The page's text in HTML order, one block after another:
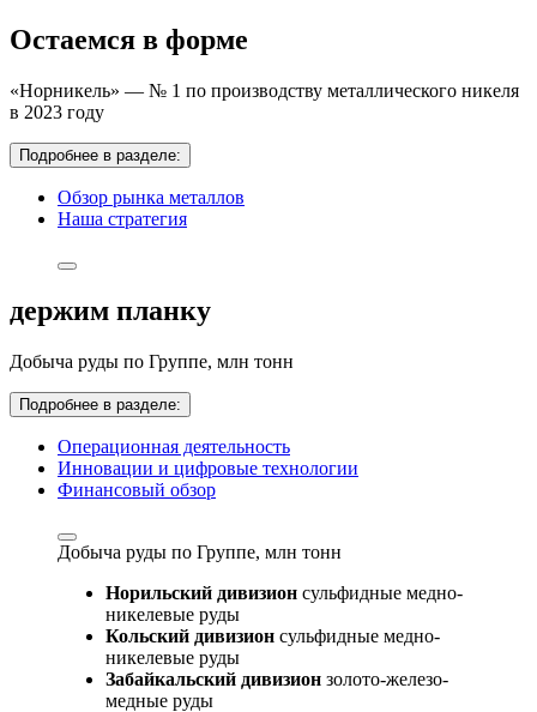
Остаемся в форме
«Норникель» — № 1 по производству металлического никеля
в 2023 году
Подробнее в разделе:
Обзор рынка металлов
Наша стратегия
держим планку
Добыча руды по Группе, млн тонн
Подробнее в разделе:
Операционная деятельность
Инновации и цифровые технологии
Финансовый обзор
Добыча руды по Группе, млн тонн
Норильский дивизион сульфидные медно-
никелевые руды
Кольский дивизион сульфидные медно-
никелевые руды
Забайкальский дивизион золото-железо-
медные руды